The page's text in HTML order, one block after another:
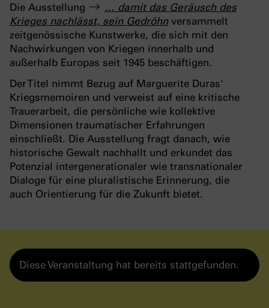
Die Ausstellung
… damit das Geräusch des
Krieges nachlässt, sein Gedröhnversammelt
zeitgenössische Kunstwerke, die sich mit den
Nachwirkungen von Kriegen innerhalb und
außerhalb Europas seit 1945 beschäftigen.
Der Titel nimmt Bezug auf Marguerite Duras'
Kriegsmemoiren und verweist auf eine kritische
Trauerarbeit, die persönliche wie kollektive
Dimensionen traumatischer Erfahrungen
einschließt. Die Ausstellung fragt danach, wie
historische Gewalt nachhallt und erkundet das
Potenzial intergenerationaler wie transnationaler
Dialoge für eine pluralistische Erinnerung, die
auch Orientierung für die Zukunft bietet.
Diese Veranstaltung hat bereits stattgefunden.